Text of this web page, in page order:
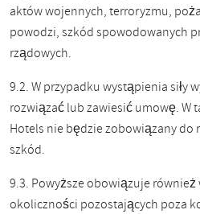
aktów wojennych, terroryzmu,
powodzi, szkód spowodowanych
rządowych.
9.2. W przypadku wystąpienia siły
rozwiązać lub zawiesić umowę. W
Hotels nie będzie zobowiązany
szkód.
9.3. Powyższe obowiązuje
okoliczności pozostających poza